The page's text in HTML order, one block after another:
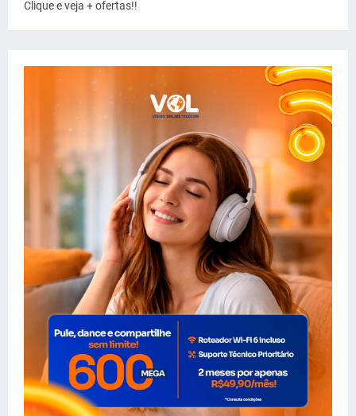
Clique e veja + ofertas!!